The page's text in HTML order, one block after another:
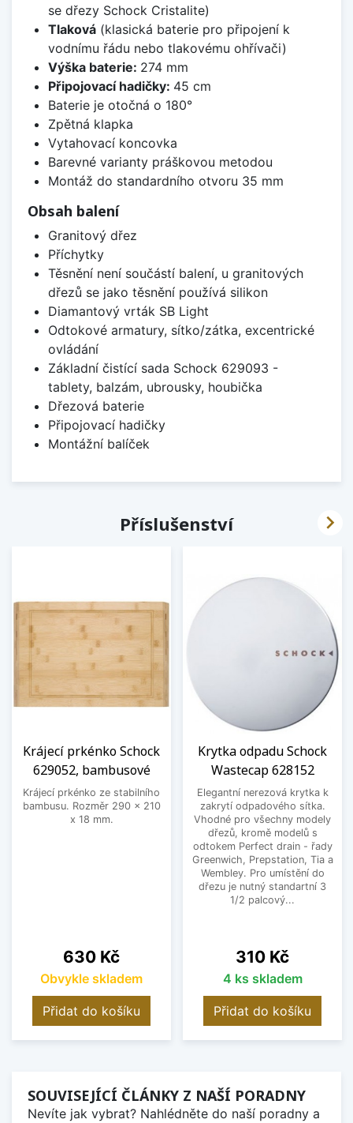
se dřezy Schock Cristalite)
Tlaková(klasická baterie pro připojení k
vodnímu řádu nebo tlakovému ohřívači)
Výška baterie: 274 mm
Připojovací hadičky: 45 cm
Baterie je otočná o 180°
Zpětná klapka
Vytahovací koncovka
Barevné varianty práškovou metodou
Montáž do standardního otvoru 35 mm
Obsah balení
Granitový dřez
Příchytky
Těsnění není součástí balení, u granitových
dřezů se jako těsnění používá silikon
Diamantový vrták SB Light
Odtokové armatury, sítko/zátka, excentrické
ovládání
Základní čistící sada Schock 629093 -
tablety, balzám, ubrousky, houbička
Dřezová baterie
Připojovací hadičky
Montážní balíček
Příslušenství
Krájecí prkénko Schock
629052, bambusové
Krájecí prkénko ze stabilního
bambusu. Rozměr 290 x 210
x 18 mm.
Cena
630 Kč
Obvykle skladem
Přidat do košíku
Krytka odpadu Schock
Wastecap 628152
Elegantní nerezová krytka k
zakrytí odpadového sítka.
Vhodné pro všechny modely
dřezů, kromě modelů s
odtokem Perfect drain - řady
Greenwich, Prepstation, Tia a
Wembley. Pro umístění do
dřezu je nutný standartní 3
1/2 palcový...
Cena
310 Kč
4 ks skladem
Přidat do košíku

SOUVISEJÍCÍ ČLÁNKY Z NAŠÍ PORADNY
Nevíte jak vybrat? Nahlédněte do naší poradny a